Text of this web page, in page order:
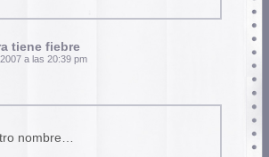
tiene fiebre
a las 20:39 pm
nombre…